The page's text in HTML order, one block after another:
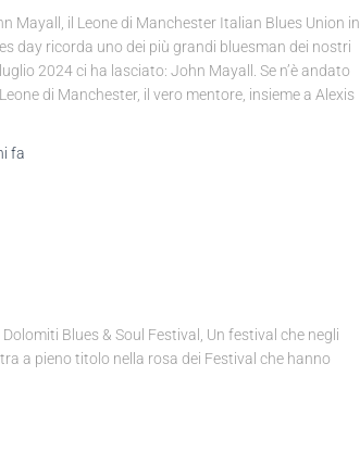
Mayall, il Leone di Manchester Italian Blues Union in
day ricorda uno dei più grandi bluesman dei nostri
2024 ci ha lasciato: John Mayall. Se n’è andato
di Manchester, il vero mentore, insieme a Alexis
fa
Dolomiti Blues & Soul Festival, Un festival che negli
a pieno titolo nella rosa dei Festival che hanno